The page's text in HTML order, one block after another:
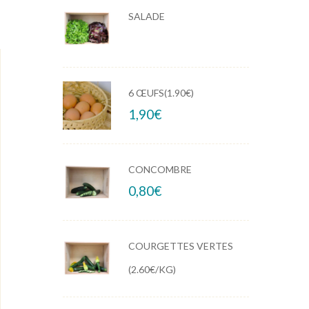
of
SALADE
6 ŒUFS(1.90€)
1,90€
CONCOMBRE
0,80€
COURGETTES VERTES
(2.60€/KG)